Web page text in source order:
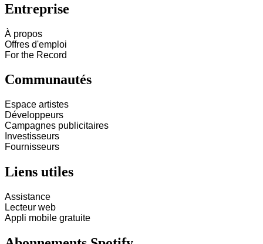
Entreprise
À propos
Offres d'emploi
For the Record
Communautés
Espace artistes
Développeurs
Campagnes publicitaires
Investisseurs
Fournisseurs
Liens utiles
Assistance
Lecteur web
Appli mobile gratuite